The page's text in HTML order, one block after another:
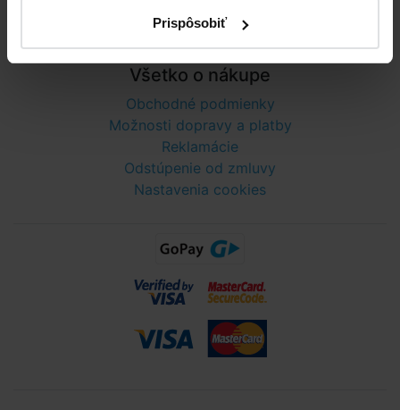
Prispôsobiť
Všetko o nákupe
Obchodné podmienky
Možnosti dopravy a platby
Reklamácie
Odstúpenie od zmluvy
Nastavenia cookies